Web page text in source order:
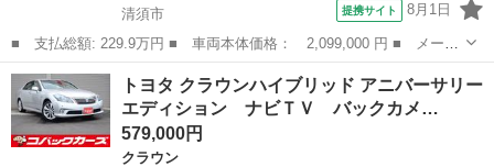
清須市
提携サイト 8月1日
■ 支払総額: 229.9万円 ■ 車両本体価格： 2,099,000 円 ■ メーカ
ー名： トヨタ ■ 車種名： クラウン ■ グレード名： アスリー
トプレミアム ＢＥＡＳＴスタイリング ＢＡＤＸ１８ｉｎｃｈアル
ミホイー...
愛知 清須市 クラウン
トヨタ クラウンハイブリッド アニバーサリー
エディション ナビＴＶ バックカメ…
579,000円
クラウン